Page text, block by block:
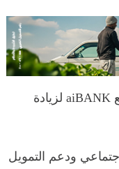
وقع صندوق الإسكان الاجتماعي ودعم التمويل العقاري، بروتوكول تعاون مع aiBANK لزيادة
ودعم التمويل